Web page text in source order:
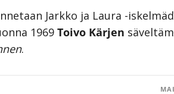
Jarkko ja Laura -
1969 Toivo Kärjen
.